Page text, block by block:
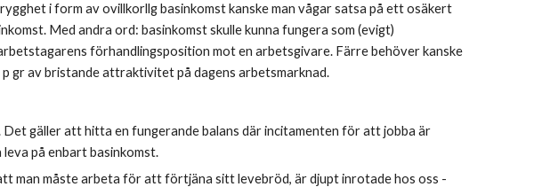
i form av ovillkorllg basinkomst kanske man vågar satsa på ett osäkert
Med andra ord: basinkomst skulle kunna fungera som (evigt)
förhandlingsposition mot en arbetsgivare. Färre behöver kanske
gr av bristande attraktivitet på dagens arbetsmarknad.
gäller att hitta en fungerande balans där incitamenten för att jobba är
på enbart basinkomst.
man måste arbeta för att förtjäna sitt levebröd, är djupt inrotade hos oss -